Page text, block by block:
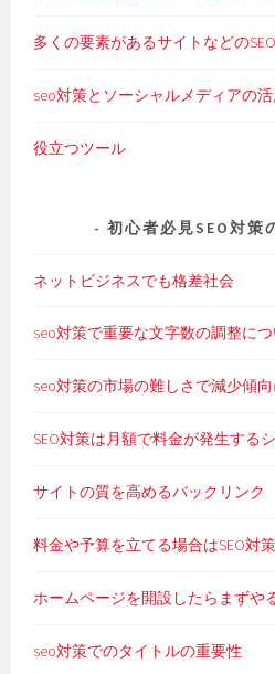
多くの要素があるサイトなどの
seo対策とソーシャルメディアの
役立つツール
初心者必見SEO対策
ネットビジネスでも格差社会
seo対策で重要な文字数の調整に
seo対策の市場の難しさで減少傾
SEO対策は月額で料金が発生する
サイトの質を高めるバックリンク
料金や予算を立てる場合はSEO対
ホームページを開設したらまずや
seo対策でのタイトルの重要性